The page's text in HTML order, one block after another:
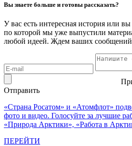
Вы знаете больше и готовы рассказать?
У вас есть интересная история или
по которой мы уже выпустили
любой идеей. Ждем ваших
Отправить
«Страна Росатом» и «Атомфлот»
фото и видео. Голосуйте за лучшие
«Природа Арктики», «Работа в
ПЕРЕЙТИ